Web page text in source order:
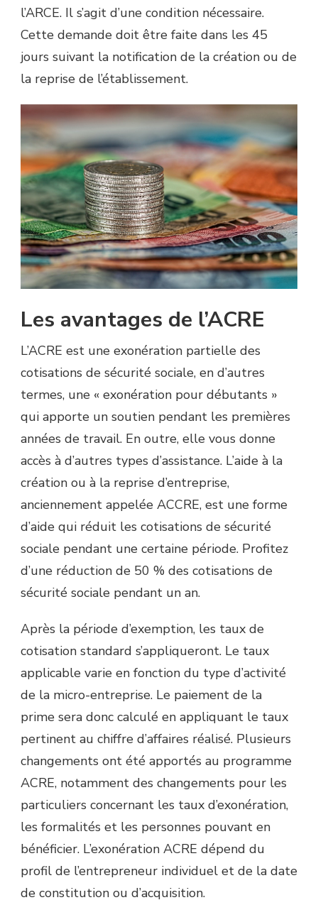
l’ARCE. Il s’agit d’une condition nécessaire.
Cette demande doit être faite dans les 45
jours suivant la notification de la création ou de
la reprise de l’établissement.
Les avantages de l’ACRE
L’ACRE est une exonération partielle des
cotisations de sécurité sociale, en d’autres
termes, une « exonération pour débutants »
qui apporte un soutien pendant les premières
années de travail. En outre, elle vous donne
accès à d’autres types d’assistance. L’aide à la
création ou à la reprise d’entreprise,
anciennement appelée ACCRE, est une forme
d’aide qui réduit les cotisations de sécurité
sociale pendant une certaine période. Profitez
d’une réduction de 50 % des cotisations de
sécurité sociale pendant un an.
Après la période d’exemption, les taux de
cotisation standard s’appliqueront. Le taux
applicable varie en fonction du type d’activité
de la micro-entreprise. Le paiement de la
prime sera donc calculé en appliquant le taux
pertinent au chiffre d’affaires réalisé. Plusieurs
changements ont été apportés au programme
ACRE, notamment des changements pour les
particuliers concernant les taux d’exonération,
les formalités et les personnes pouvant en
bénéficier. L’exonération ACRE dépend du
profil de l’entrepreneur individuel et de la date
de constitution ou d’acquisition.